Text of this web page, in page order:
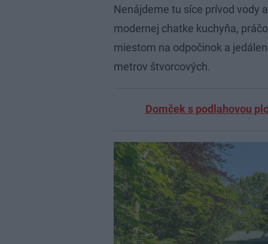
Nenájdeme tu síce prívod vody
modernej chatke kuchyňa,
miestom na odpočinok a
metrov štvorcových.
Domček s podlahovou